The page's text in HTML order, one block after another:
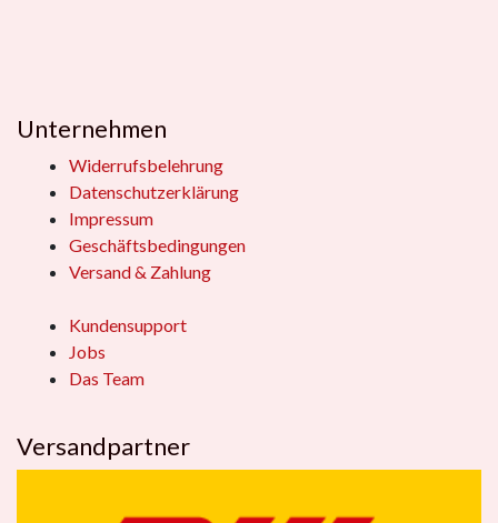
Unternehmen
Widerrufsbelehrung
Datenschutzerklärung
Impressum
Geschäftsbedingungen
Versand & Zahlung
Kundensupport
Jobs
Das Team
Versandpartner